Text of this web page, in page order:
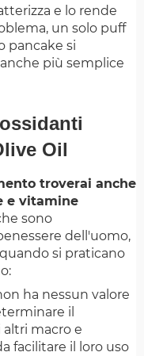
e lo rende
un solo puff
pancake si
più semplice
Oil
troverai anche
e vitamine
sono
dell'uomo,
si praticano
ha nessun valore
il
macro e
facilitare il loro uso